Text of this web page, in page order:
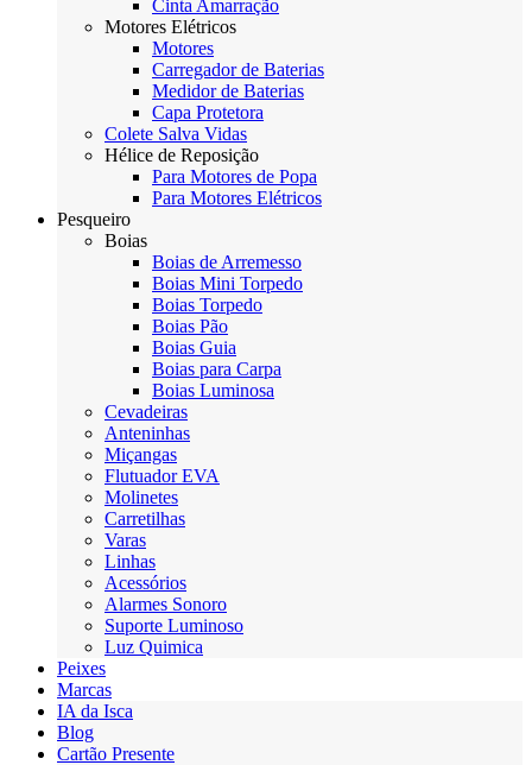
Cinta Amarração
Motores Elétricos
Motores
Carregador de Baterias
Medidor de Baterias
Capa Protetora
Colete Salva Vidas
Hélice de Reposição
Para Motores de Popa
Para Motores Elétricos
Pesqueiro
Boias
Boias de Arremesso
Boias Mini Torpedo
Boias Torpedo
Boias Pão
Boias Guia
Boias para Carpa
Boias Luminosa
Cevadeiras
Anteninhas
Miçangas
Flutuador EVA
Molinetes
Carretilhas
Varas
Linhas
Acessórios
Alarmes Sonoro
Suporte Luminoso
Luz Quimica
Peixes
Marcas
IA da Isca
Blog
Cartão Presente